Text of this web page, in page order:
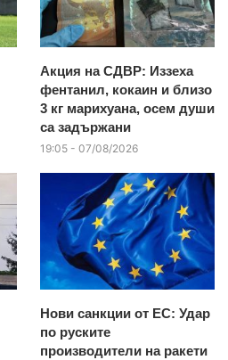
Акция на СДВР: Иззеха
фентанил, кокаин и близо
3 кг марихуана, осем души
са задържани
19:05 - 07/08/2026
Нови санкции от ЕС: Удар
по руските
производители на ракети